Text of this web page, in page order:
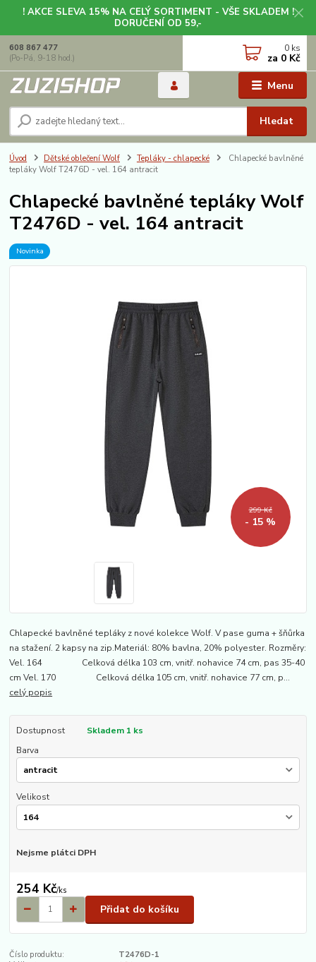
! AKCE SLEVA 15% NA CELÝ SORTIMENT - VŠE SKLADEM !
DORUČENÍ OD 59,-
Menu
Hledat
608 867 477
(Po-Pá, 9-18 hod.)
0 ks
za 0 Kč
Úvod Dětské oblečení Wolf Tepláky - chlapecké
Chlapecké bavlněné
tepláky Wolf T2476D - vel. 164 antracit
Chlapecké bavlněné tepláky Wolf
T2476D - vel. 164 antracit
Novinka
299 Kč
- 15 %
Chlapecké bavlněné tepláky z nové kolekce Wolf. V pase guma + šňůrka
na stažení. 2 kapsy na zip.Materiál: 80% bavlna, 20% polyester. Rozměry:
Vel. 164 Celková délka 103 cm, vnitř. nohavice 74 cm, pas 35-40
cm Vel. 170 Celková délka 105 cm, vnitř. nohavice 77 cm, p...
celý popis
Dostupnost
Skladem 1 ks
Barva
Velikost
Nejsme plátci DPH
254 Kč/ks
Přidat do košíku
Číslo produktu:
T2476D-1